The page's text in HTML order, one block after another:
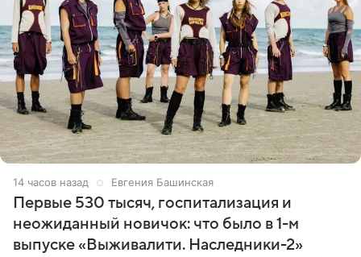
14 часов назад Евгения Башинская
Первые 530 тысяч, госпитализация и
неожиданный новичок: что было в 1-м
выпуске «Выживалити. Наследники-2»